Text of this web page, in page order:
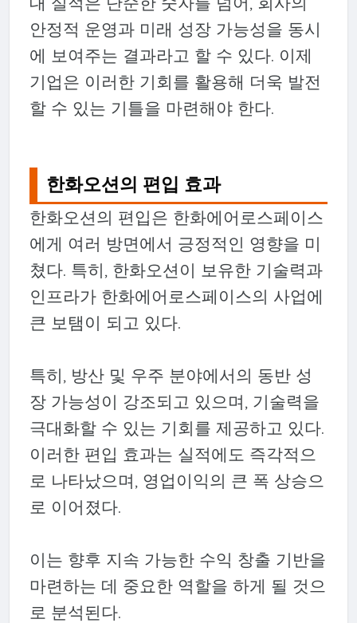
안정적 운영과 미래 성장 가능성을 동시
에 보여주는 결과라고 할 수 있다. 이제
기업은 이러한 기회를 활용해 더욱 발전
할 수 있는 기틀을 마련해야 한다.
한화오션의 편입 효과
한화오션의 편입은 한화에어로스페이스
에게 여러 방면에서 긍정적인 영향을 미
쳤다. 특히, 한화오션이 보유한 기술력과
인프라가 한화에어로스페이스의 사업에
큰 보탬이 되고 있다.
특히, 방산 및 우주 분야에서의 동반 성
장 가능성이 강조되고 있으며, 기술력을
극대화할 수 있는 기회를 제공하고 있다.
이러한 편입 효과는 실적에도 즉각적으
로 나타났으며, 영업이익의 큰 폭 상승으
로 이어졌다.
이는 향후 지속 가능한 수익 창출 기반을
마련하는 데 중요한 역할을 하게 될 것으
로 분석된다.